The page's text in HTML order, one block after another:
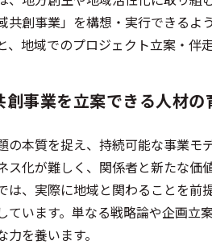
共創事業」を構想・実行できる
、地域でのプロジェクト立案・伴
創事業を立案できる人材の
の本質を捉え、持続可能な事業モ
ス化が難しく、関係者と新たな価
は、実際に地域と関わることを
ています。単なる戦略論や企画立
力を養います。